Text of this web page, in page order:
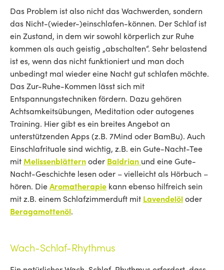
Das Problem ist also nicht das Wachwerden, sondern
das Nicht-(wieder-)einschlafen-können. Der Schlaf ist
ein Zustand, in dem wir sowohl körperlich zur Ruhe
kommen als auch geistig „abschalten“. Sehr belastend
ist es, wenn das nicht funktioniert und man doch
unbedingt mal wieder eine Nacht gut schlafen möchte.
Das Zur-Ruhe-Kommen lässt sich mit
Entspannungstechniken fördern. Dazu gehören
Achtsamkeitsübungen, Meditation oder autogenes
Training. Hier gibt es ein breites Angebot an
unterstützenden Apps (z.B. 7Mind oder BamBu). Auch
Einschlafrituale sind wichtig, z.B. ein Gute-Nacht-Tee
mitMelissenblätternoder Baldrian und eine Gute-
Nacht-Geschichte lesen oder – vielleicht als Hörbuch –
hören. DieAromatherapie kann ebenso hilfreich sein
mit z.B. einem Schlafzimmerduft mit Lavendelöloder
Beragamottenöl.
Wach-Schlaf-Rhythmus